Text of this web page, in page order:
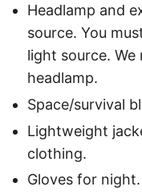
Headlamp and
source. You
light source.
headlamp.
Space/survival
Lightweight
clothing.
Gloves for night.